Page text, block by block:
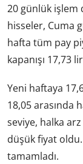
20 günlük işlem
hisseler, Cuma
hafta tüm pay
kapanışı 17,73
Yeni haftaya
18,05 arasında
seviye, halka
düşük fiyat
tamamladı.